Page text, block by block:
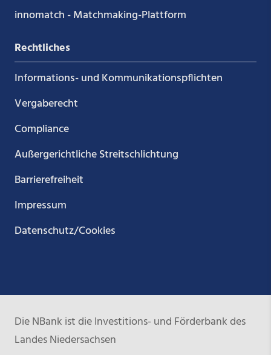
innomatch - Matchmaking-Plattform
Rechtliches
Informations- und Kommunikations­pflichten
Vergaberecht
Compliance
Außergerichtliche Streitschlichtung
Barrierefreiheit
Impressum
Datenschutz/Cookies
Die NBank ist die Investitions- und Förderbank des
Landes Niedersachsen